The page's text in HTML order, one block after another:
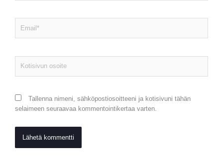
osoite
Tallenna nimeni, sähköpostiosoitteeni ja kotisivuni tähän
selaimeen seuraavaa kommentointikertaa varten.